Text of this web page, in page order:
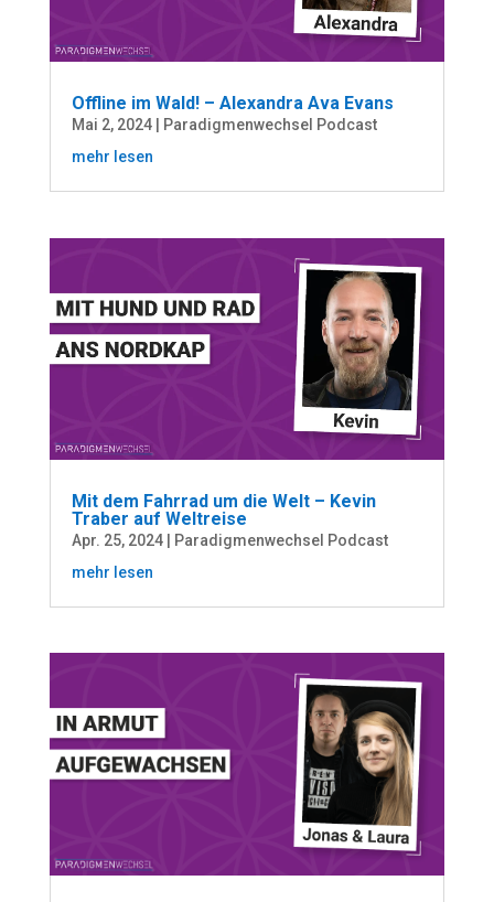
Offline im Wald! – Alexandra Ava Evans
Mai 2, 2024|
Paradigmenwechsel Podcast
mehr lesen
Mit dem Fahrrad um die Welt – Kevin
Traber auf Weltreise
Apr. 25, 2024|
Paradigmenwechsel Podcast
mehr lesen